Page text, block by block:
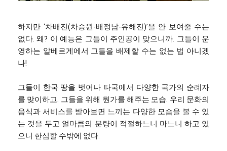
하지만 ‘차배진(차승원-배정남-유해진)’을 안 보여줄 수는
없다. 왜? 이 예능은 그들이 주인공이 맞으니까. 그들이 운
영하는 알베르게에서 그들을 배제할 수는 없는 법 아니겠
나!
그들이 한국 땅을 벗어나 타국에서 다양한 국가의 순례자
를 맞이하고. 그들을 위해 뭔가를 해주는 모습. 우리 문화의
음식과 서비스를 받아보면 느끼는 다양한 모습을 볼 수 있
는 것을 두고 얼마큼의 분량이 적절하느니 마느니 하고 있
으니 한심할 수밖에 없다.